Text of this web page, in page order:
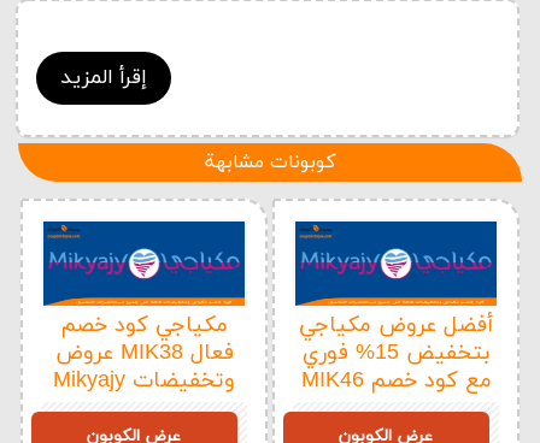
إقرأ المزيد
كوبونات مشابهة
مكياجي كود خصم
فعال MIK38 عروض
وتخفيضات Mikyajy
عرض الكوبون
أفضل عروض مكياجي
بتخفيض 15% فوري
مع كود خصم MIK46
عرض الكوبون